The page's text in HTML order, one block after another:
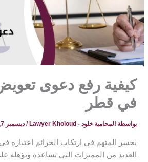
كيفية رفع دعوى تعويض
في قطر
بواسطة المحامية خلود - Lawyer Kholoud /ديسمبر 7, 2024
يخسر المتهم في ارتكاب الجرائم اعتباره
العديد من المميزات التي تساعده وتؤهله